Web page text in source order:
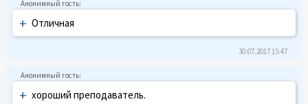
+ Отличная
30.07.2017 15:47
+ хороший преподаватель.